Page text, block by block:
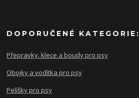
DOPORUČENÉ KATEGORIE:
Přepravky. klece a boudy pro psy
Obojky a vodítka pro psy
Pelíšky pro psy